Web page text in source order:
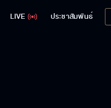
LIVE ประชาสัมพันธ์